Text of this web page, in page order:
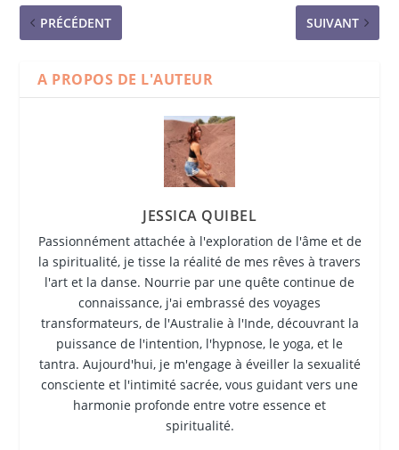
PRÉCÉDENT SUIVANT
A PROPOS DE L'AUTEUR
JESSICA QUIBEL
Passionnément attachée à l'exploration de l'âme et de
la spiritualité, je tisse la réalité de mes rêves à travers
l'art et la danse. Nourrie par une quête continue de
connaissance, j'ai embrassé des voyages
transformateurs, de l'Australie à l'Inde, découvrant la
puissance de l'intention, l'hypnose, le yoga, et le
tantra. Aujourd'hui, je m'engage à éveiller la sexualité
consciente et l'intimité sacrée, vous guidant vers une
harmonie profonde entre votre essence et
spiritualité.